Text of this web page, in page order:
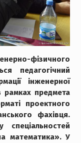
фізичного
педагогічний
інженерної
рамках предмета
проектного
фахівця.
математика». У